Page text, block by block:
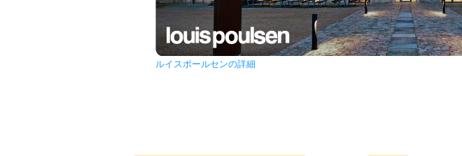
ルイスポールセンの詳細